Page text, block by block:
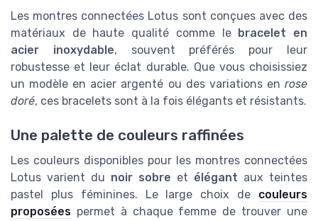
Les montres connectées Lotus sont conçues avec des
matériaux de haute qualité comme le bracelet en
acier inoxydable, souvent préférés pour leur
robustesse et leur éclat durable. Que vous choisissiez
un modèle en acier argenté ou des variations en rose
doré, ces bracelets sont à la fois élégants et résistants.
Une palette de couleurs raffinées
Les couleurs disponibles pour les montres connectées
Lotus varient du noir sobre et élégant aux teintes
pastel plus féminines. Le large choix de couleurs
proposées permet à chaque femme de trouver une